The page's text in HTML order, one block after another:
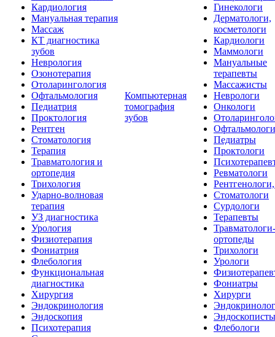
Кардиология
Мануальная терапия
Массаж
КТ диагностика
зубов
Неврология
Озонотерапия
Отоларингология
Офтальмология
Педиатрия
Проктология
Рентген
Стоматология
Терапия
Травматология и
ортопедия
Трихология
Ударно-волновая
терапия
УЗ диагностика
Урология
Физиотерапия
Фониатрия
Флебология
Функциональная
диагностика
Хирургия
Эндокринология
Эндоскопия
Психотерапия
Компьютерная
томография
зубов
Гинекологи
Дерматологи,
косметологи
Кардиологи
Маммологи
Мануальные
терапевты
Массажисты
Неврологи
Онкологи
Офтальмологи
Педиатры
Проктологи
Ревматологи
Стоматологи
Сурдологи
Терапевты
Травматологи-
ортопеды
Трихологи
Урологи
Фониатры
Хирурги
Эндоскописты
Флебологи